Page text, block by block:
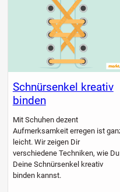
Schnürsenkel kreativ
binden
Mit Schuhen dezent
Aufmerksamkeit erregen ist
leicht. Wir zeigen Dir
verschiedene Techniken, wie Du
Deine Schnürsenkel kreativ
binden kannst.